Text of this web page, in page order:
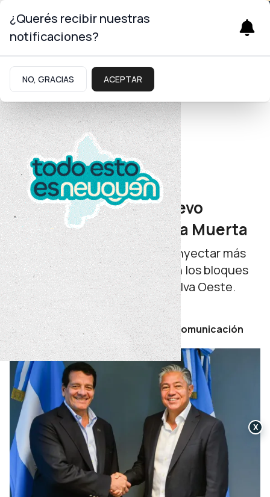
Energía
Inversiones
GyP socio clave del nuevo
proyecto RIGI para Vaca Muerta
Junto a GeoPark contemplan inyectar más
de 1.000 millones de dólares en los bloques
Loma Jarillosa Este y Puesto Silva Oeste.
viernes 15 de mayo de 2026
Por Secretaría de Prensa y Comunicación
¿Querés recibir nuestras
notificaciones?
NO, GRACIAS ACEPTAR
X